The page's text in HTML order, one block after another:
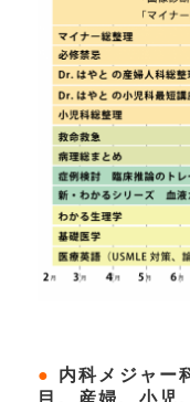
● 内科メジャー
目、産婦、小児